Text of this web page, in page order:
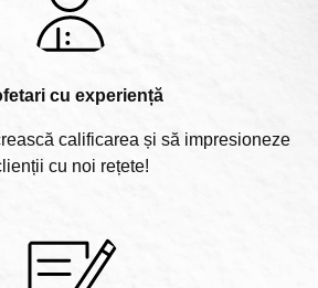
cu experiență
calificarea și să impresioneze
cu noi rețete!